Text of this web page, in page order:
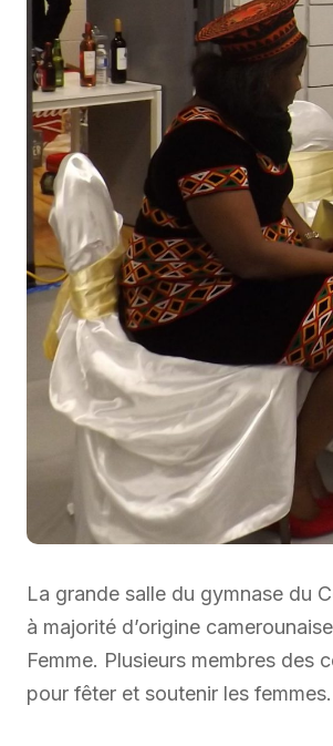
La grande salle du gymnase du
à majorité d’origine
Femme. Plusieurs membres des
pour fêter et soutenir les femmes.